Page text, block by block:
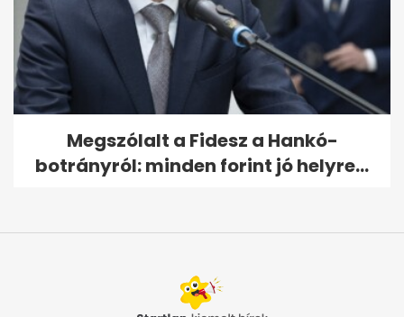
Megszólalt a Fidesz a Hankó-
botrányról: minden forint jó helyre...